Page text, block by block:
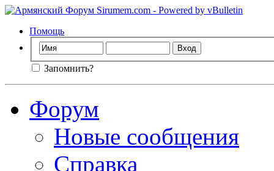
Помощь
Запомнить?
Форум
Новые сообщения
Справка